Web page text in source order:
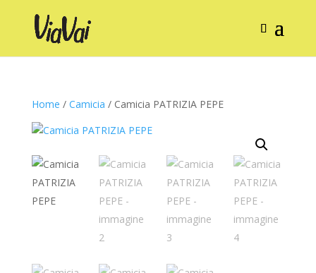
Home / Camicia / Camicia PATRIZIA PEPE